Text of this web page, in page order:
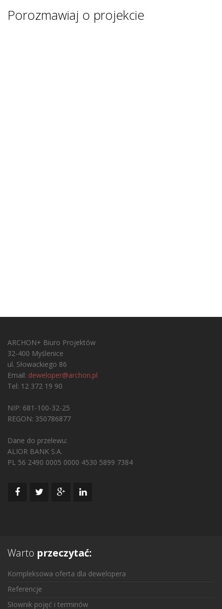
Porozmawiaj o projekcie
ARCHON+ Biuro Projektów
32-400 Myślenice
ul. Słowackiego 86
Email: deweloper@archon.pl
Tel: 12 372 19 90
NIP: 681-100-32-25
REGON: 350786877
Dane do przelewu:
ALIOR BANK S.A.
PL 56 2490 0005 0000 4530 5899 7384
Warto przeczytać:
Kompleksowa oferta dla dewelopera
Referencje
Słownik pojęć i terminów